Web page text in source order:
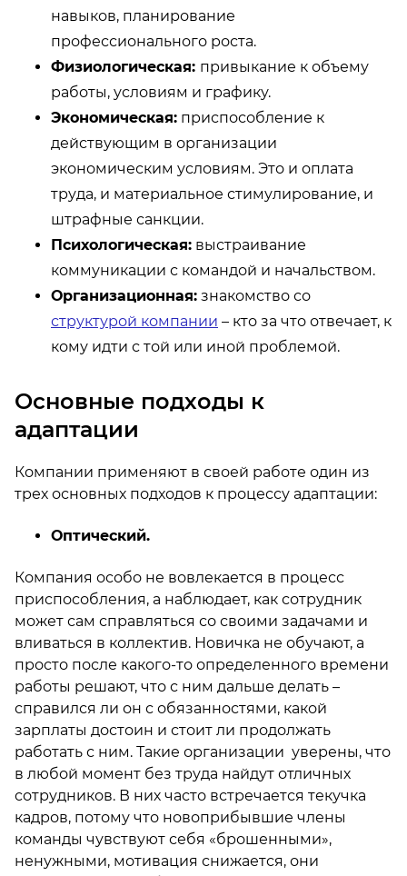
навыков, планирование
профессионального роста.
Физиологическая: привыкание к объему
работы, условиям и графику.
Экономическая: приспособление к
действующим в организации
экономическим условиям. Это и оплата
труда, и материальное стимулирование, и
штрафные санкции.
Психологическая: выстраивание
коммуникации с командой и начальством.
Организационная: знакомство со
структурой компании – кто за что отвечает, к
кому идти с той или иной проблемой.
Основные подходы к
адаптации
Компании применяют в своей работе один из
трех основных подходов к процессу адаптации:
Оптический.
Компания особо не вовлекается в процесс
приспособления, а наблюдает, как сотрудник
может сам справляться со своими задачами и
вливаться в коллектив. Новичка не обучают, а
просто после какого-то определенного времени
работы решают, что с ним дальше делать –
справился ли он с обязанностями, какой
зарплаты достоин и стоит ли продолжать
работать с ним. Такие организации уверены, что
в любой момент без труда найдут отличных
сотрудников. В них часто встречается текучка
кадров, потому что новоприбывшие члены
команды чувствуют себя «брошенными»,
ненужными, мотивация снижается, они